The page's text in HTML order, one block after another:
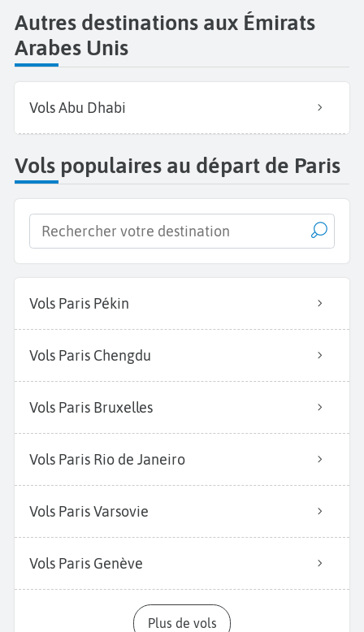
Autres destinations aux Émirats
Arabes Unis
Vols Abu Dhabi
Vols populaires au départ de Paris
Vols Paris Pékin
Vols Paris Chengdu
Vols Paris Bruxelles
Vols Paris Rio de Janeiro
Vols Paris Varsovie
Vols Paris Genève
Plus de vols